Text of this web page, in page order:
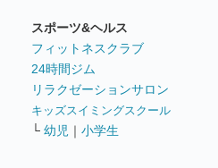
スポーツ&ヘルス
フィットネスクラブ
24時間ジム
リラクゼーションサロン
キッズスイミングスクール
└ 幼児 ｜ 小学生